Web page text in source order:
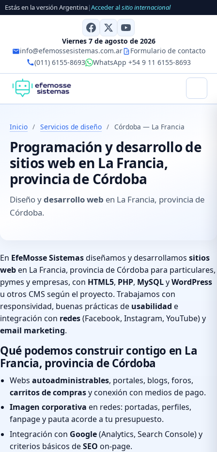
Estás en la versión Argentina|Acceder alsitio internacional
Viernes 7 de agosto de 2026
info@efemossesistemas.com.ar
Formulario de contacto
(011) 6155-8693
WhatsApp +54 9 11 6155-8693
Inicio / Servicios de diseño / Córdoba — La Francia
Programación y desarrollo de
sitios web en La Francia,
provincia de Córdoba
Diseño ydesarrollo web en La Francia, provincia de
Córdoba.
En EfeMosse Sistemasdiseñamos y desarrollamos sitios
weben La Francia, provincia de Córdoba para particulares,
pymes y empresas, con HTML5, PHP, MySQLyWordPress
u otros CMS según el proyecto. Trabajamos con
responsividad, buenas prácticas de usabilidad e
integración con redes(Facebook, Instagram, YouTube) y
email marketing.
Qué podemos construir contigo en La
Francia, provincia de Córdoba
Webs autoadministrables, portales, blogs, foros,
carritos de comprasy conexión con medios de pago.
Imagen corporativa en redes: portadas, perfiles,
fanpage y pauta acorde a tu presupuesto.
Integración con Google(Analytics, Search Console) y
criterios básicos deSEO on-page.